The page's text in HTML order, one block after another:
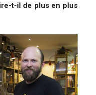
t-il de plus en plus